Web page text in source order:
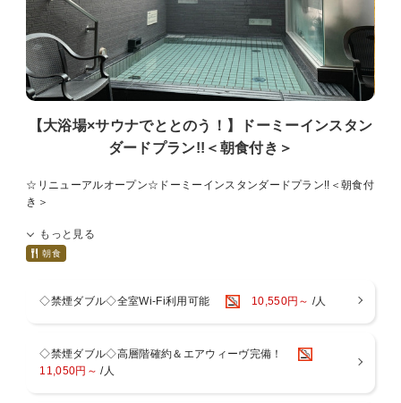
【大浴場×サウナでととのう！】ドーミーインスタン
ダードプラン!!＜朝食付き＞
☆リニューアルオープン☆ドーミーインスタンダードプラン!!＜朝食付
き＞
大浴場とご当地逸品メニューのある朝食で免疫力を高めよう！
ンの大浴場とサウナ。
入っていただきごゆっくりとお寛ぎ下さい！
もっと見る
朝食
◇禁煙ダブル◇全室Wi-Fi利用可能 10,550円～ /人
◇禁煙ダブル◇高層階確約＆エアウィーヴ完備！
11,050円～ /人